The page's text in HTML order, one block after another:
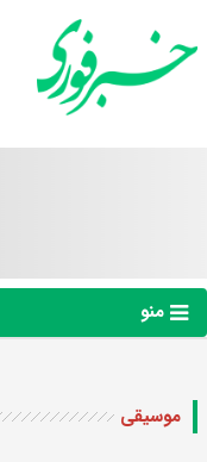
منو
موسیقی